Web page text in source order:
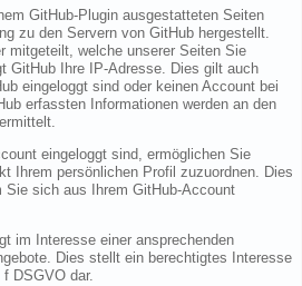
GitHub-Plugin ausgestatteten Seiten
zu den Servern von GitHub hergestellt.
mitgeteilt, welche unserer Seiten Sie
GitHub Ihre IP-Adresse. Dies gilt auch
eingeloggt sind oder keinen Account bei
erfassten Informationen werden an den
eingeloggt sind, ermöglichen Sie
Ihrem persönlichen Profil zuzuordnen. Dies
Sie sich aus Ihrem GitHub-Account
im Interesse einer ansprechenden
Dies stellt ein berechtigtes Interesse
DSGVO dar.